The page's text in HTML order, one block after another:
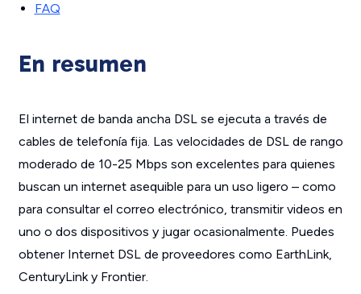
FAQ
En resumen
El internet de banda ancha DSL se ejecuta a través de
cables de telefonía fija. Las velocidades de DSL de rango
moderado de 10-25 Mbps son excelentes para quienes
buscan un internet asequible para un uso ligero – como
para consultar el correo electrónico, transmitir videos en
uno o dos dispositivos y jugar ocasionalmente. Puedes
obtener Internet DSL de proveedores como EarthLink,
CenturyLink y Frontier.